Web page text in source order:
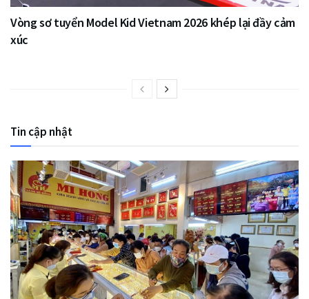
Vòng sơ tuyển Model Kid Vietnam 2026 khép lại đầy cảm
xúc
Tin cập nhật